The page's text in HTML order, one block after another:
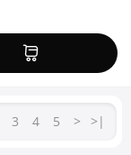
3 4 5 > >|